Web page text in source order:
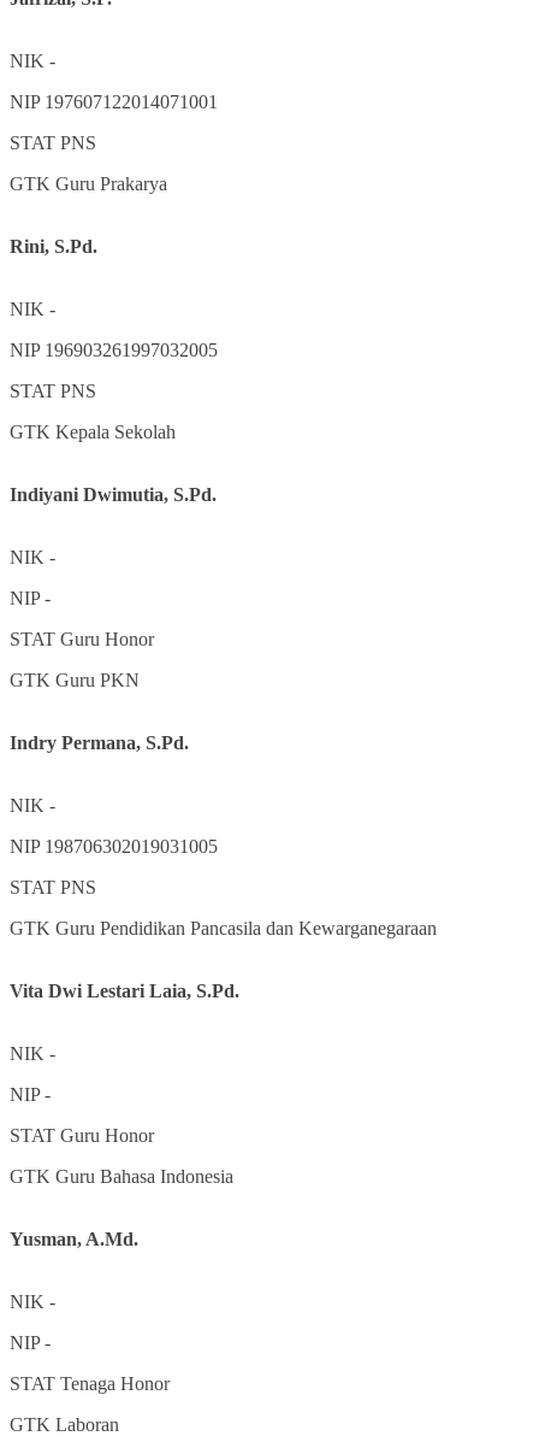
NIK -
NIP 197607122014071001
STAT PNS
GTK Guru Prakarya
Rini, S.Pd.
NIK -
NIP 196903261997032005
STAT PNS
GTK Kepala Sekolah
Indiyani Dwimutia, S.Pd.
NIK -
NIP-
STAT Guru Honor
GTK Guru PKN
Indry Permana, S.Pd.
NIK -
NIP 198706302019031005
STAT PNS
GTK Guru Pendidikan Pancasila dan Kewarganegaraan
Vita Dwi Lestari Laia, S.Pd.
NIK -
NIP-
STAT Guru Honor
GTK Guru Bahasa Indonesia
Yusman, A.Md.
NIK -
NIP-
STAT Tenaga Honor
GTK Laboran